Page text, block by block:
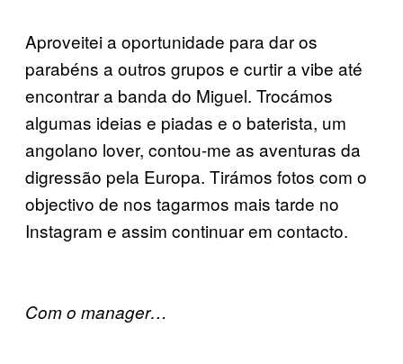
Aproveitei a oportunidade para dar os
parabéns a outros grupos e curtir a vibe até
encontrar a banda do Miguel. Trocámos
algumas ideias e piadas e o baterista, um
angolano lover, contou-me as aventuras da
digressão pela Europa. Tirámos fotos com o
objectivo de nos tagarmos mais tarde no
Instagram e assim continuar em contacto.
Com o manager…